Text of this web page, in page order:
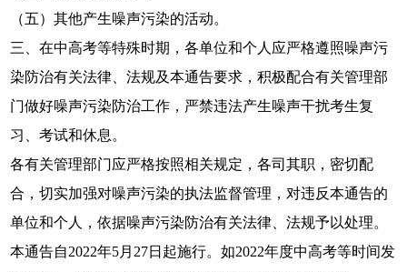
（五）其他产生噪声污染的活动。
三、在中高考等特殊时期，各单位和个人应严格遵照噪声污
染防治有关法律、法规及本通告要求，积极配合有关管理部
门做好噪声污染防治工作，严禁违法产生噪声干扰考生复
习、考试和休息。
各有关管理部门应严格按照相关规定，各司其职，密切配
合，切实加强对噪声污染的执法监督管理，对违反本通告的
单位和个人，依据噪声污染防治有关法律、法规予以处理。
本通告自2022年5月27日起施行。如2022年度中高考等时间发